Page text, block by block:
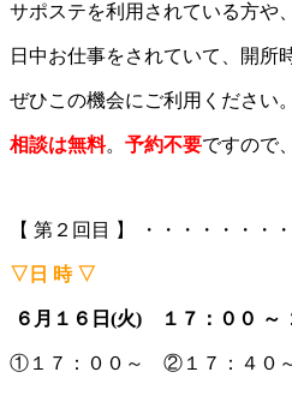
サポステを利用されている方や
日中お仕事をされていて、開所
ぜひこの機会にご利用ください。
相談は無料。 予約不要ですので
【 第２回目 】 ・・・・・・・
▽日 時 ▽
６月１６日(火) １７ ：００ ～
①１７：００～ ②１７：４０